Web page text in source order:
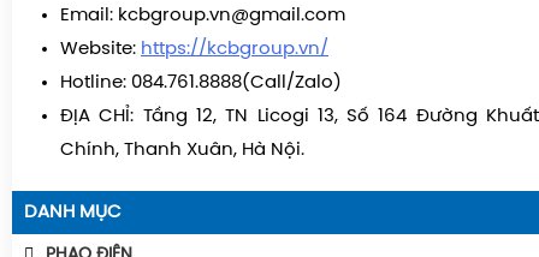
Email: kcbgroup.vn@gmail.com
Website: https://kcbgroup.vn/
Hotline: 084.761.8888(Call/Zalo)
ĐỊA CHỈ: Tầng 12, TN Licogi 13, Số 164 Đường
Chính, Thanh Xuân, Hà Nội.
DANH MỤC